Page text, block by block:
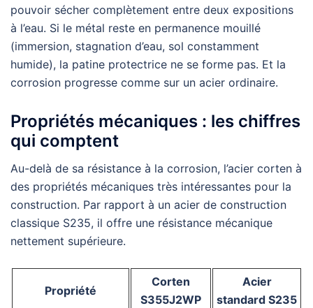
pouvoir sécher complètement entre deux expositions
à l’eau. Si le métal reste en permanence mouillé
(immersion, stagnation d’eau, sol constamment
humide), la patine protectrice ne se forme pas. Et la
corrosion progresse comme sur un acier ordinaire.
Propriétés mécaniques : les chiffres
qui comptent
Au-delà de sa résistance à la corrosion, l’acier corten à
des propriétés mécaniques très intéressantes pour la
construction. Par rapport à un acier de construction
classique S235, il offre une résistance mécanique
nettement supérieure.
Propriété
Corten
S355J2WP
Acier
standard S235